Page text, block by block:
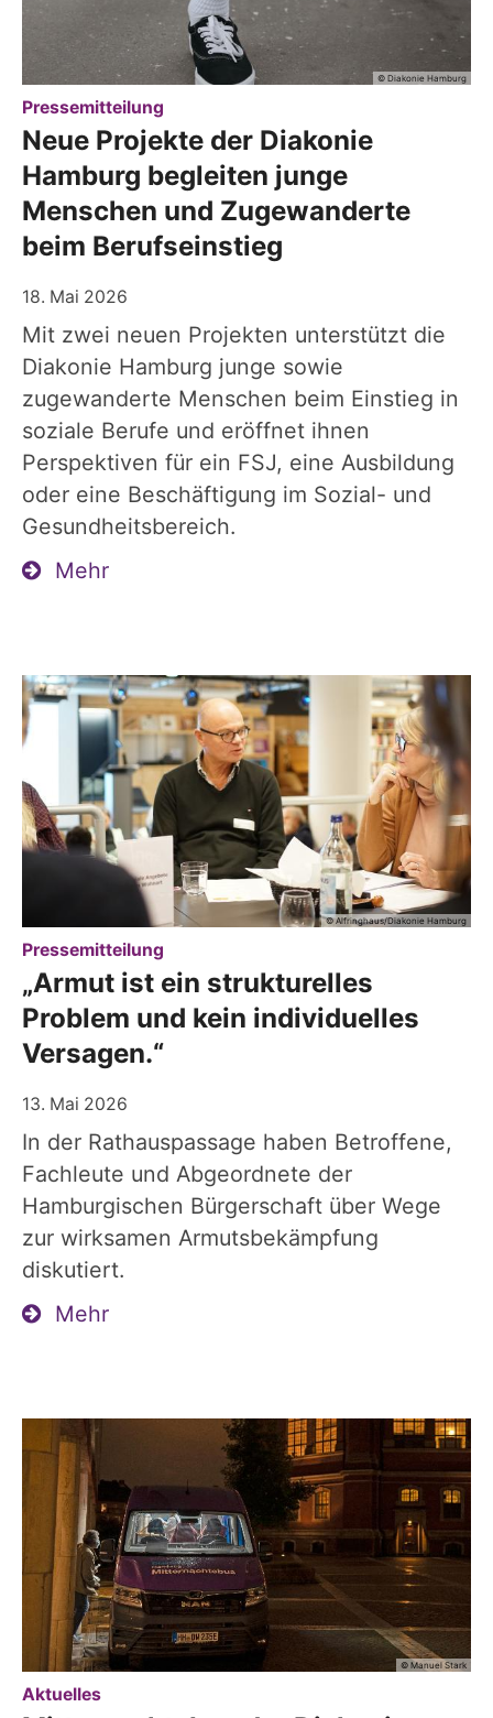
© Diakonie Hamburg
Pressemitteilung
Neue Projekte der Diakonie
Hamburg begleiten junge
Menschen und Zugewanderte
beim Berufseinstieg
18. Mai 2026
Mit zwei neuen Projekten unterstützt die
Diakonie Hamburg junge sowie
zugewanderte Menschen beim Einstieg in
soziale Berufe und eröffnet ihnen
Perspektiven für ein FSJ, eine Ausbildung
oder eine Beschäftigung im Sozial- und
Gesundheitsbereich.
Mehr
© Alfringhaus/Diakonie Hamburg
Pressemitteilung
„Armut ist ein strukturelles
Problem und kein individuelles
Versagen.“
13. Mai 2026
In der Rathauspassage haben Betroffene,
Fachleute und Abgeordnete der
Hamburgischen Bürgerschaft über Wege
zur wirksamen Armutsbekämpfung
diskutiert.
Mehr
© Manuel Stark
Aktuelles: